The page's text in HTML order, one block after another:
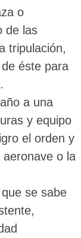
o
de las
tripulación,
éste para
a una
y equipo
el orden y
aeronave o la
se sabe